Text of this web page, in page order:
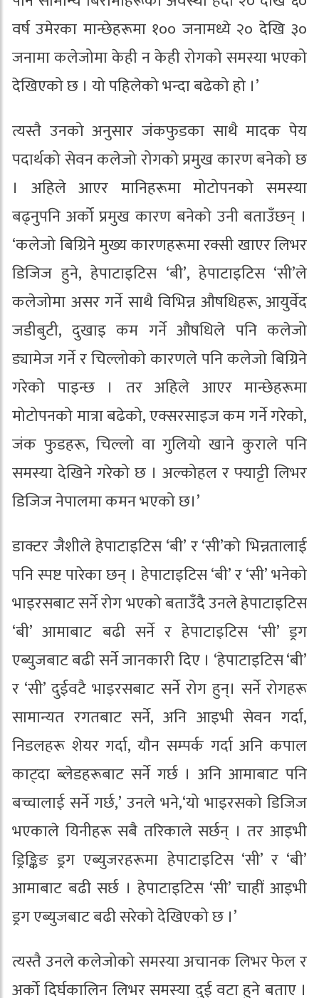
वर्ष उमेरका मान्छेहरूमा १०० जनामध्ये २० देखि ३०
जनामा कलेजोमा केही न केही रोगको समस्या भएको
देखिएको छ । यो पहिलेको भन्दा बढेको हो ।’
त्यस्तै उनको अनुसार जंकफुडका साथै मादक पेय
पदार्थको सेवन कलेजो रोगको प्रमुख कारण बनेको छ
। अहिले आएर मानिहरूमा मोटोपनको समस्या
बढ्नुपनि अर्को प्रमुख कारण बनेको उनी बताउँछन् ।
‘कलेजो बिग्रिने मुख्य कारणहरूमा रक्सी खाएर लिभर
डिजिज हुने, हेपाटाइटिस ‘बी’, हेपाटाइटिस ‘सी’ले
कलेजोमा असर गर्ने साथै विभिन्न औषधिहरू, आयुर्वेद
जडीबुटी, दुखाइ कम गर्ने औषधिले पनि कलेजो
ड्यामेज गर्ने र चिल्लोको कारणले पनि कलेजो बिग्रिने
गरेको पाइन्छ । तर अहिले आएर मान्छेहरूमा
मोटोपनको मात्रा बढेको, एक्सरसाइज कम गर्ने गरेको,
जंक फुडहरू, चिल्लो वा गुलियो खाने कुराले पनि
समस्या देखिने गरेको छ । अल्कोहल र फ्याट्टी लिभर
डिजिज नेपालमा कमन भएको छ।’
डाक्टर जैशीले हेपाटाइटिस ‘बी’ र ‘सी’को भिन्नतालाई
पनि स्पष्ट पारेका छन् । हेपाटाइटिस ‘बी’ र ‘सी’ भनेको
भाइरसबाट सर्ने रोग भएको बताउँदै उनले हेपाटाइटिस
‘बी’ आमाबाट बढी सर्ने र हेपाटाइटिस ‘सी’ ड्रग
एब्युजबाट बढी सर्ने जानकारी दिए । ‘हेपाटाइटिस ‘बी’
र ‘सी’ दुईवटै भाइरसबाट सर्ने रोग हुन्। सर्ने रोगहरू
सामान्यत रगतबाट सर्ने, अनि आइभी सेवन गर्दा,
निडलहरू शेयर गर्दा, यौन सम्पर्क गर्दा अनि कपाल
काट्दा ब्लेडहरूबाट सर्ने गर्छ । अनि आमाबाट पनि
बच्चालाई सर्ने गर्छ,’ उनले भने,‘यो भाइरसको डिजिज
भएकाले यिनीहरू सबै तरिकाले सर्छन् । तर आइभी
ड्रिङ्किङ ड्रग एब्युजरहरूमा हेपाटाइटिस ‘सी’ र ‘बी’
आमाबाट बढी सर्छ । हेपाटाइटिस ‘सी’ चाहीं आइभी
ड्रग एब्युजबाट बढी सरेको देखिएको छ ।’
त्यस्तै उनले कलेजोको समस्या अचानक लिभर फेल र
अर्को दिर्घकालिन लिभर समस्या दुई वटा हुने बताए ।